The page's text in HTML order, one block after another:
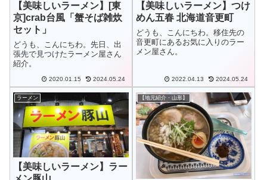
【美味しいラーメン】[東
京]crab台風「蟹そば雑炊
セット」
どうも、こんにちわ。先日、出
張先で見つけたラーメン屋さん
紹介。
2020.01.15 2024.05.24
【美味しいラーメン】つけ
めん五春 北海道音更町
どうも、こんにちわ。移住先の
音更町にあるお気に入りのラー
メン屋さん。
2022.04.13 2024.05.24
ラーメン
【美味しいラーメン】ラー
【地元紹介・山形】